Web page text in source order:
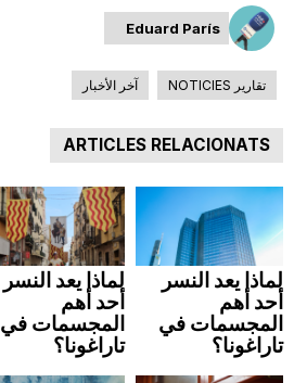
Eduard París
تقارير NOTICIES آخر الأخبار
ARTICLES RELACIONATS
لماذا يعد النسر
أحد أهم
المجسمات في
تاراغونا؟
لماذا يعد النسر
أحد أهم
المجسمات في
تاراغونا؟